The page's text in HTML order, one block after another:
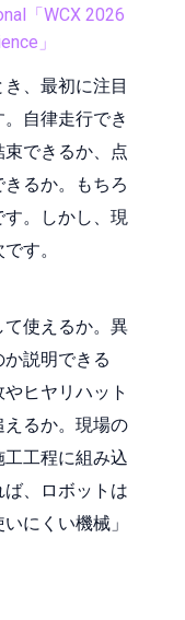
「WCX 2026
」
、最初に注目
自律走行でき
できるか、点
るか。もちろ
。しかし、現
す。
使えるか。異
説明できる
ヒヤリハット
るか。現場の
工程に組み込
、ロボットは
にくい機械」